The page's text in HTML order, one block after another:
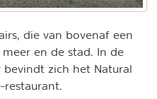
die van bovenaf een
en de stad. In de
bevindt zich het Natural
restaurant.